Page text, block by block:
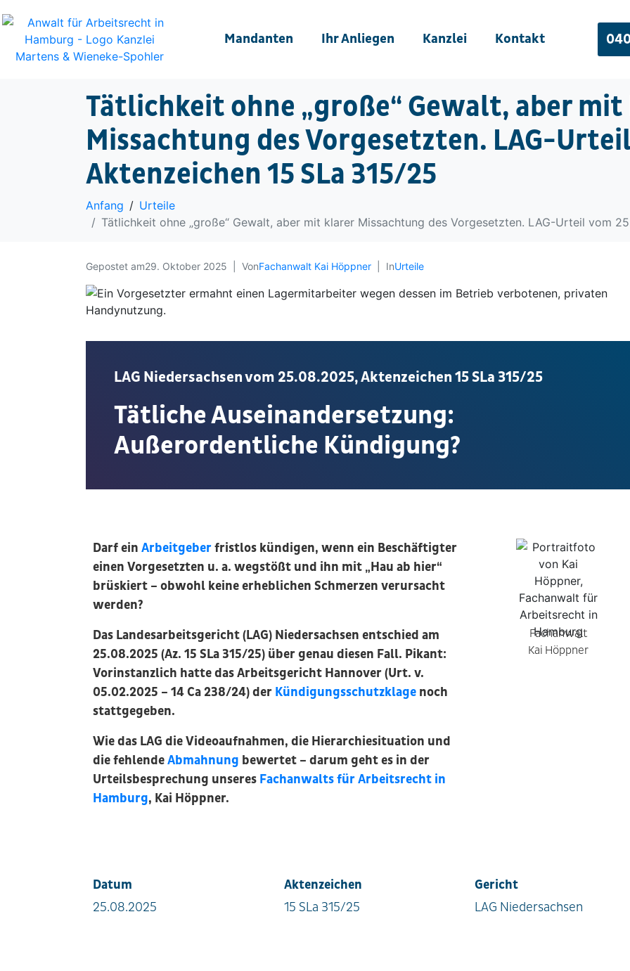
Mandanten Ihr Anliegen Kanzlei Kontakt
Tätlichkeit ohne „große“ Gewalt, aber
Missachtung des Vorgesetzten. LAG-
Aktenzeichen 15 SLa 315/25
Anfang
Urteile
Tätlichkeit ohne „große“ Gewalt, aber mit klarer Missachtung des Vorgesetzten. LAG-Urteil vom
Gepostet am29. Oktober 2025 VonFachanwalt Kai Höppner InUrteile
LAG Niedersachsen vom 25.08.2025, Aktenzeichen 15 SLa 315/25
Tätliche Auseinandersetzung:
Außerordentliche Kündigung?
Darf ein Arbeitgeberfristlos kündigen, wenn ein Beschäftigter
einen Vorgesetzten u. a. wegstößt und ihn mit „Hau ab hier“
brüskiert – obwohl keine erheblichen Schmerzen verursacht
werden?
Das Landesarbeitsgericht (LAG) Niedersachsen entschied am
25.08.2025 (Az. 15 SLa 315/25) über genau diesen Fall. Pikant:
Vorinstanzlich hatte das Arbeitsgericht Hannover (Urt. v.
05.02.2025 – 14 Ca 238/24) der Kündigungsschutzklage noch
stattgegeben.
Wie das LAG die Videoaufnahmen, die Hierarchiesituation und
die fehlendeAbmahnung bewertet – darum geht es in der
Urteilsbesprechung unseres Fachanwalts für Arbeitsrecht in
Hamburg, Kai Höppner.
Fachanwalt
Kai Höppner
Datum
25.08.2025
Aktenzeichen
15 SLa 315/25
Gericht
LAG Niedersachsen